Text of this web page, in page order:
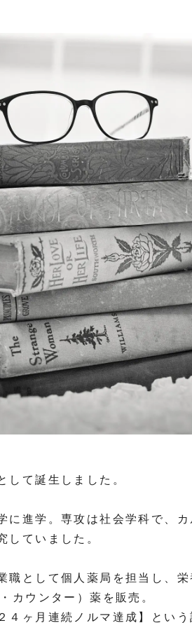
して誕生しました。
進学。専攻は社会学科で、
していました。
職として個人薬局を担当し、
カウンター）薬を販売。
４ヶ月連続ノルマ達成】とい